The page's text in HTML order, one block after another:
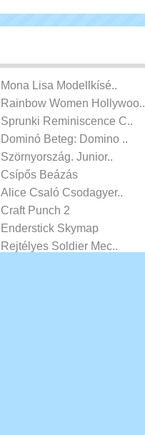
Mona Lisa Modellkísé..
Rainbow Women Hollywoo..
Sprunki Reminiscence C..
Dominó Beteg: Domino ..
Szörnyország. Junior..
Csípős Beázás
Alice Csaló Csodagyer..
Craft Punch 2
Enderstick Skymap
Rejtélyes Soldier Mec..